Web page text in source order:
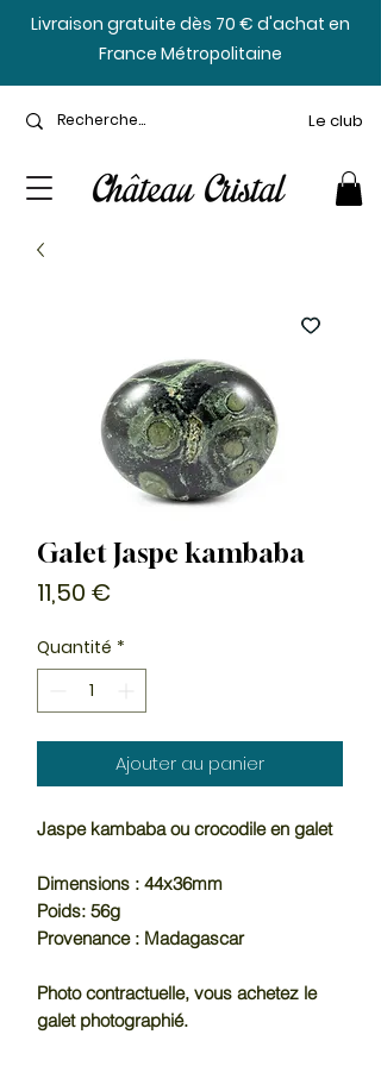
​Livraison gratuite dès 70 € d'achat en
France Métropolitaine
Le club
Galet Jaspe kambaba
11,50 €
Quantité *
Ajouter au panier
Jaspe kambaba ou crocodile en galet
Dimensions : 44x36mm
Poids: 56g
Provenance : Madagascar
Photo contractuelle, vous achetez le
galet photographié.